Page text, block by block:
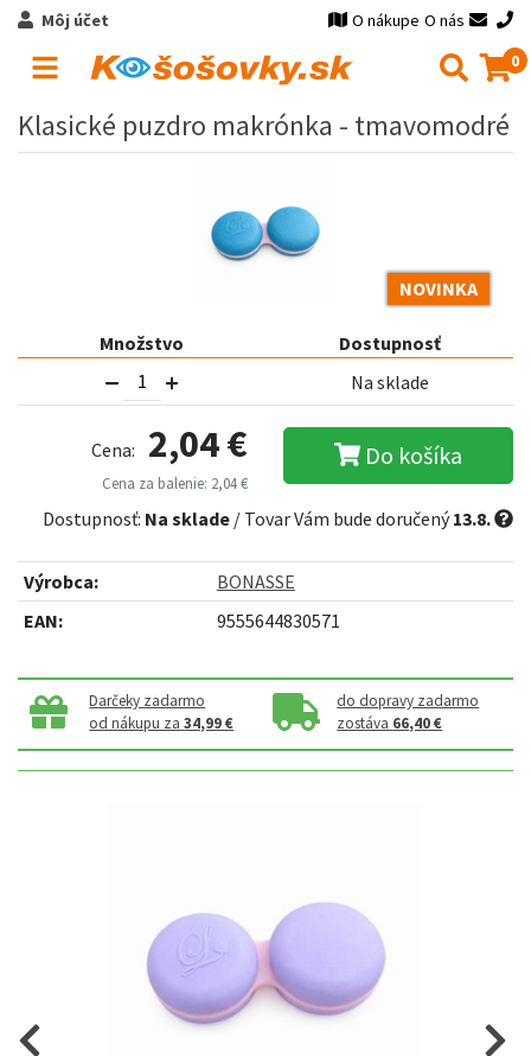
Môj účet O nákupe O nás
0
Klasické puzdro makrónka - tmavomodré
NOVINKA
Množstvo
Dostupnosť
Na sklade
Cena: 2,04 €
Cena za balenie: 2,04 €
Do košíka
Dostupnosť: Na sklade / Tovar Vám bude doručený13.8.
Výrobca:
BONASSE
EAN:
9555644830571
Darčeky zadarmo
od nákupu za34,99 €
do dopravy zadarmo
zostáva 66,40 €